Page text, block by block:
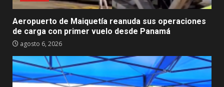
Aeropuerto de Maiquetía reanuda sus operaciones
de carga con primer vuelo desde Panamá
agosto 6, 2026